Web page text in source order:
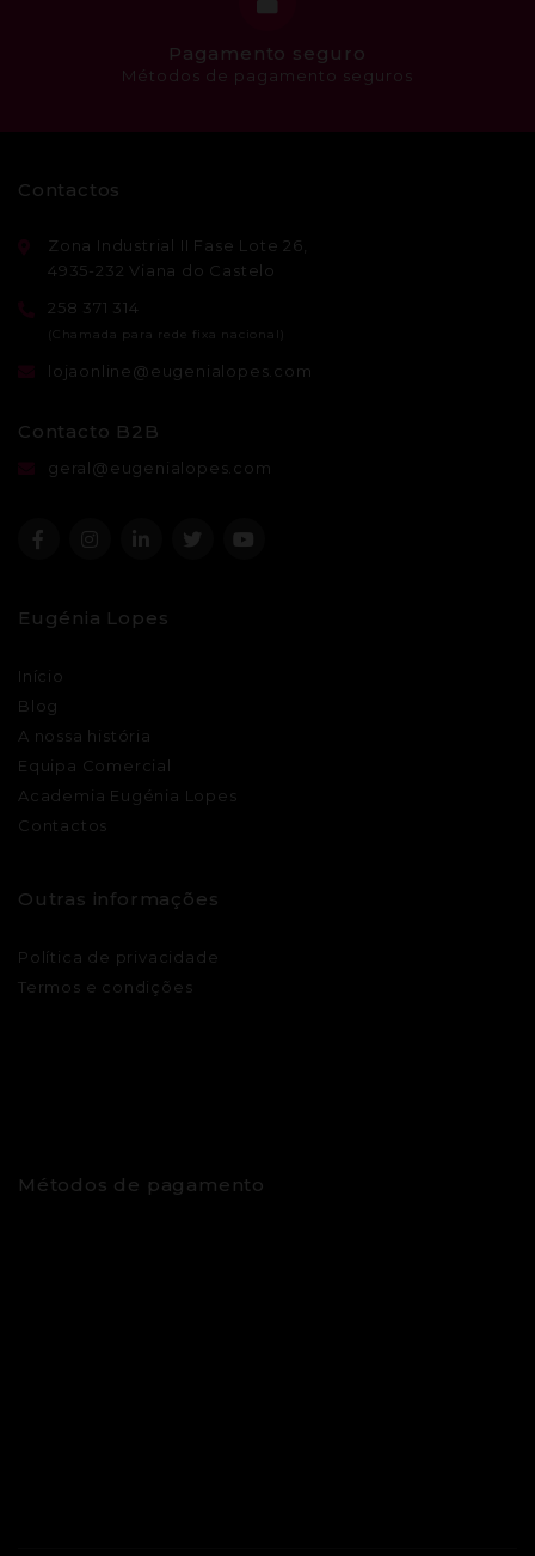
Pagamento seguro
Métodos de pagamento seguros
Contactos
Zona Industrial II Fase Lote 26,
4935-232 Viana do Castelo
258 371 314
lojaonline@eugenialopes.com
Contacto B2B
geral@eugenialopes.com
Eugénia Lopes
Início
Blog
A nossa história
Equipa Comercial
Academia Eugénia Lopes
Contactos
Outras informações
Política de privacidade
Termos e condições
Métodos de pagamento